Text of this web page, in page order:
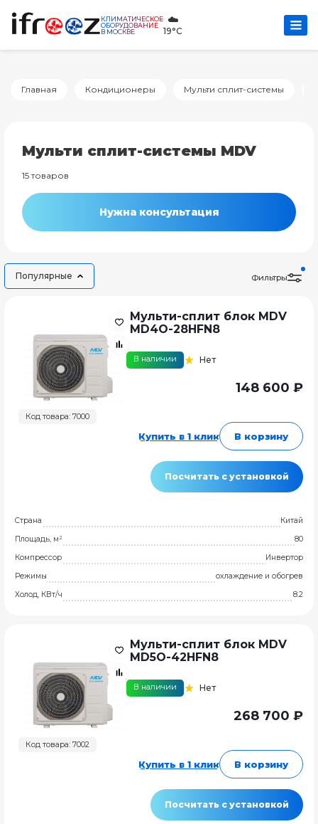
КЛИМАТИЧЕСКОЕ
ОБОРУДОВАНИЕ
В МОСКВЕ
☁️
19°C
Главная Кондиционеры Мульти сплит-системы
Мульти сплит-системы MDV
15 товаров
Нужна консультация
Популярные Фильтры
Код товара: 7000
Мульти-сплит блок MDV
MD4O-28HFN8
В наличии Нет
148 600 ₽
Купить в 1 клик В корзину
Посчитать с установкой
Страна
Китай
Площадь, м²
80
Компрессор
Инвертор
Режимы
охлаждение и обогрев
Холод, КВт/ч
8.2
Код товара: 7002
Мульти-сплит блок MDV
MD5O-42HFN8
В наличии Нет
268 700 ₽
Купить в 1 клик В корзину
Посчитать с установкой